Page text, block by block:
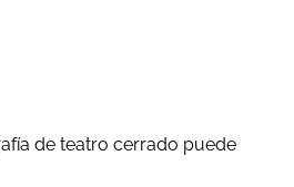
de teatro cerrado puede